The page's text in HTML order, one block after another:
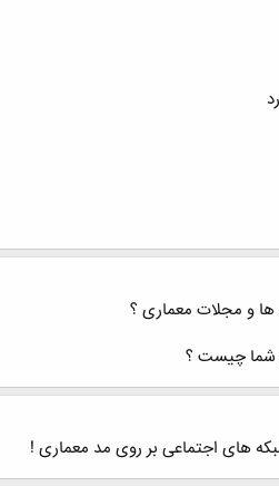
و مجلات معماری ؟
شما چیست ؟
های اجتماعی بر روی مد معماری !